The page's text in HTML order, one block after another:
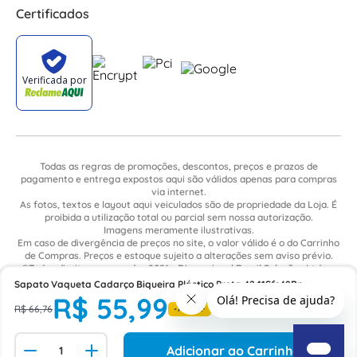
Sapato Vaqueta Cadarço Biqueira Plástico Preta 42 11Sfs48Bp
Marluvas
R$ 66,76R$ 55,99 -7% OFF
Adicionar ao Carrinho
Certificados
Todas as regras de promoções, descontos, preços e prazos de
pagamento e entrega expostos aqui são válidos apenas para compras
via internet.
As fotos, textos e layout aqui veiculados são de propriedade da Loja. É
proibida a utilização total ou parcial sem nossa autorização.
Imagens meramente ilustrativas.
Em caso de divergência de preços no site, o valor válido é o do Carrinho
de Compras. Preços e estoque sujeito a alterações sem aviso prévio.
©Todos direitos reservados 2021 - Dimensional Brasil Soluções Ltda. -
CNPJ: 06.913.480/0015-63 - Avenida Armando Ragonha, 190 - Bairro
Village Limeira. Pavilhão Sítio São João - Limeira - SP / CEP: 13.481-316